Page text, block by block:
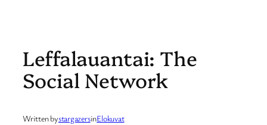
Leffalauantai: The
Social Network
Written bystargazersinElokuvat